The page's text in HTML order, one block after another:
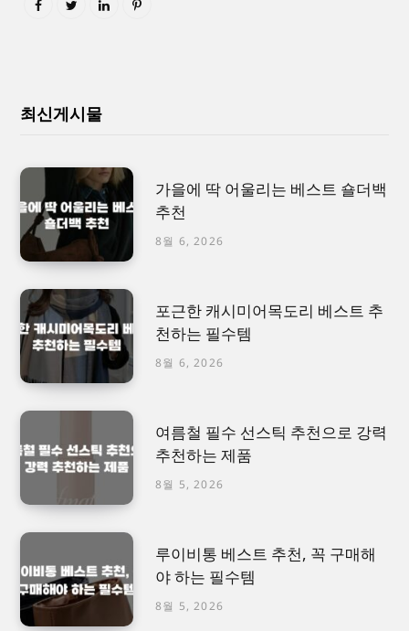
최신게시물
가을에 딱 어울리는 베스트 숄더백
추천
8월 6, 2026
포근한 캐시미어목도리 베스트 추
천하는 필수템
8월 6, 2026
여름철 필수 선스틱 추천으로 강력
추천하는 제품
8월 5, 2026
루이비통 베스트 추천, 꼭 구매해
야 하는 필수템
8월 5, 2026